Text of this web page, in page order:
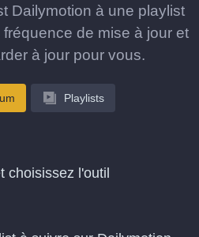
Dailymotion à une playlist
de mise à jour et
à jour pour vous.
Playlists
choisissez l'outil